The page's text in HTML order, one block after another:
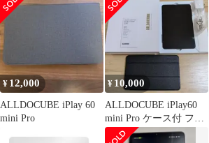
¥ 12,000
ALLDOCUBE iPlay 60
mini Pro
¥ 10,000
ALLDOCUBE iPlay60
mini Pro ケース付 フィ
ルム貼付済